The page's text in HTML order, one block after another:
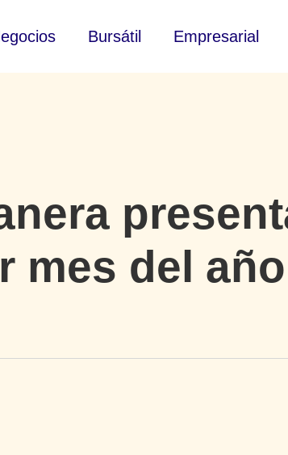
Bursátil Empresarial
mes del año